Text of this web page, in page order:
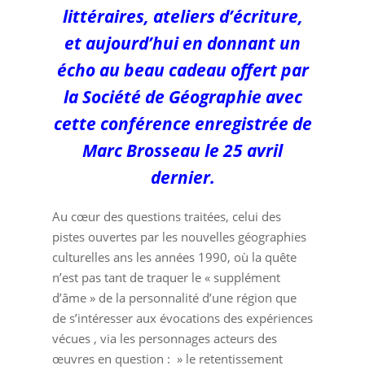
littéraires, ateliers d’écriture,
et aujourd’hui en donnant un
écho au beau cadeau offert par
la Société de Géographie avec
cette conférence enregistrée de
Marc Brosseau le 25 avril
dernier.
Au cœur des questions traitées, celui des
pistes ouvertes par les nouvelles géographies
culturelles ans les années 1990, où la quête
n’est pas tant de traquer le « supplément
d’âme » de la personnalité d’une région que
de s’intéresser aux évocations des expériences
vécues , via les personnages acteurs des
œuvres en question : » le retentissement